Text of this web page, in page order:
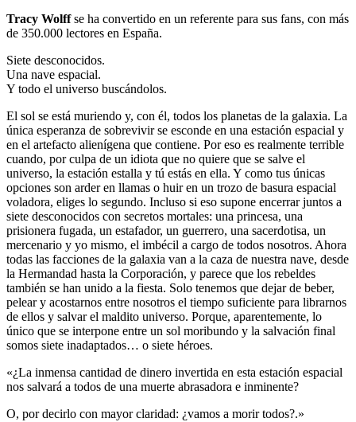
Tracy Wolffse ha convertido en un referente para sus fans, con más
de 350.000 lectores en España.
Siete desconocidos.
Una nave espacial.
Y todo el universo buscándolos.
El sol se está muriendo y, con él, todos los planetas de la galaxia. La
única esperanza de sobrevivir se esconde en una estación espacial y
en el artefacto alienígena que contiene. Por eso es realmente terrible
cuando, por culpa de un idiota que no quiere que se salve el
universo, la estación estalla y tú estás en ella. Y como tus únicas
opciones son arder en llamas o huir en un trozo de basura espacial
voladora, eliges lo segundo. Incluso si eso supone encerrar juntos a
siete desconocidos con secretos mortales: una princesa, una
prisionera fugada, un estafador, un guerrero, una sacerdotisa, un
mercenario y yo mismo, el imbécil a cargo de todos nosotros. Ahora
todas las facciones de la galaxia van a la caza de nuestra nave, desde
la Hermandad hasta la Corporación, y parece que los rebeldes
también se han unido a la fiesta. Solo tenemos que dejar de beber,
pelear y acostarnos entre nosotros el tiempo suficiente para librarnos
de ellos y salvar el maldito universo. Porque, aparentemente, lo
único que se interpone entre un sol moribundo y la salvación final
somos siete inadaptados… o siete héroes.
«¿La inmensa cantidad de dinero invertida en esta estación espacial
nos salvará a todos de una muerte abrasadora e inminente?
O, por decirlo con mayor claridad: ¿vamos a morir todos?.»